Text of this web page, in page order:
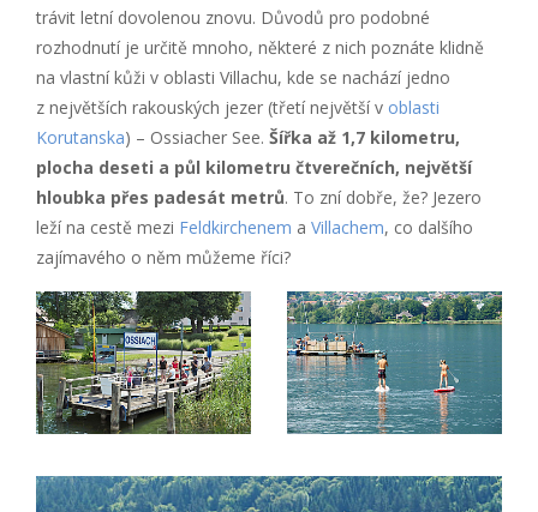
trávit letní dovolenou znovu. Důvodů pro podobné
rozhodnutí je určitě mnoho, některé z nich poznáte klidně
na vlastní kůži v oblasti Villachu, kde se nachází jedno
z největších rakouských jezer (třetí největší v oblasti
Korutanska) – Ossiacher See. Šířka až 1,7 kilometru,
plocha deseti a půl kilometru čtverečních, největší
hloubka přes padesát metrů. To zní dobře, že? Jezero
leží na cestě mezi Feldkirchenem a Villachem, co dalšího
zajímavého o něm můžeme říci?